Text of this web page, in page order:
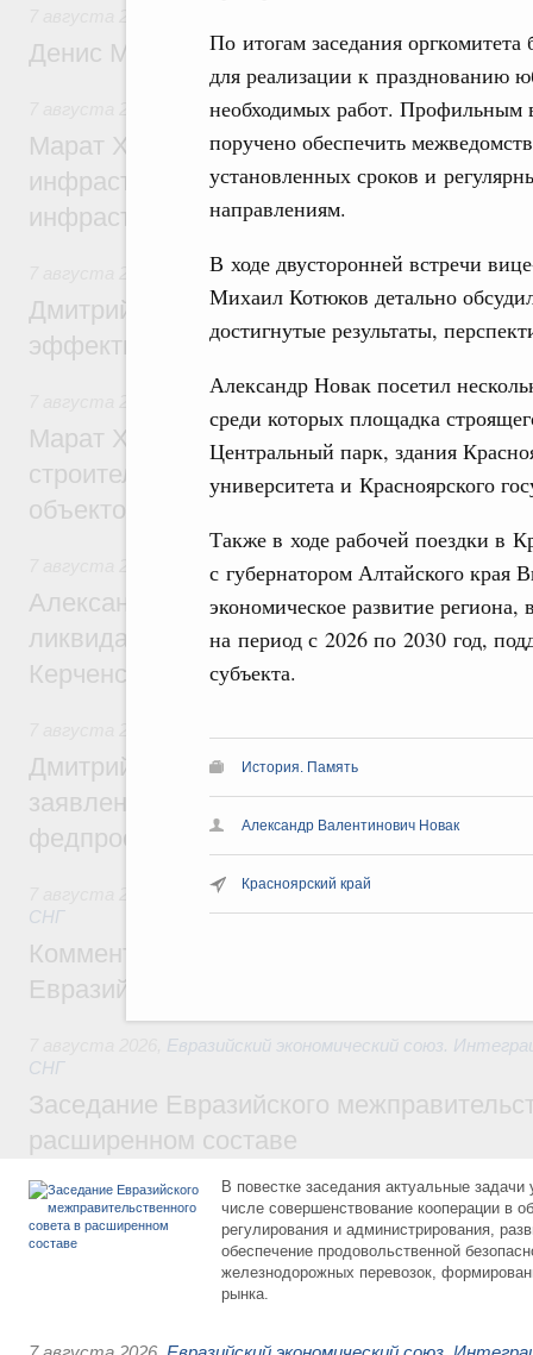
По итогам заседания
для реализации к празднованию
необходимых работ. Профильным
поручено обеспечить
установленных сроков и
направлениям.
В ходе двусторонней встречи
Михаил Котюков детально
достигнутые результаты,
Александр Новак посетил
среди которых площадка
Центральный парк, здания
университета и Красноярского
Также в ходе рабочей поездки в
с губернатором Алтайского
экономическое развитие
на период с 2026 по 2030 год,
субъекта.
История. Память
Александр Валентинович Новак
Красноярский край
Денис Мантуров посетил Ярославскую
Бюджеты субъектов Федерации.
Марат Хуснуллин: 15 объектов
инфраструктуры построили и обновили
инфраструктурным кредитам
Развитие сельских территорий
Дмитрий Патрушев: Синхронизация
эффективность поддержки сельских
Экономика городов. Городская среда
Марат Хуснуллин: «Единый заказчик»
строительство и реконструкцию более
объектов
Чрезвычайные ситуации и ликвидация их
Александр Козлов провёл заседание
ликвидации последствий чрезвычайной
Керченском проливе
Дмитрий Чернышенко: Установлен
заявлений от абитуриентов колледжей и
федпроекта «Профессионалитет»
Евразийский экономический союз.
СНГ
Комментарий Алексея Оверчука по
Евразийского межправительственного
Евразийский экономический союз.
СНГ
Заседание Евразийского
расширенном составе
В повестке заседания актуальные задачи
числе совершенствование кооперации в
регулирования и администрирования,
обеспечение продовольственной
железнодорожных перевозок,
рынка.